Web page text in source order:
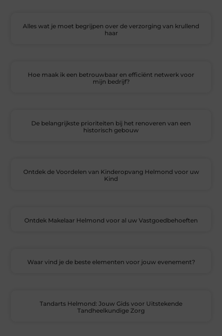
Alles wat je moet begrijpen over de verzorging van krullend
haar
Hoe maak ik een betrouwbaar en efficiënt netwerk voor
mijn bedrijf?
De belangrijkste prioriteiten bij het renoveren van een
historisch gebouw
Ontdek de Voordelen van Kinderopvang Helmond voor uw
Kind
Ontdek Makelaar Helmond voor al uw Vastgoedbehoeften
Waar vind je de beste elementen voor jouw evenement?
Tandarts Helmond: Jouw Gids voor Uitstekende
Tandheelkundige Zorg